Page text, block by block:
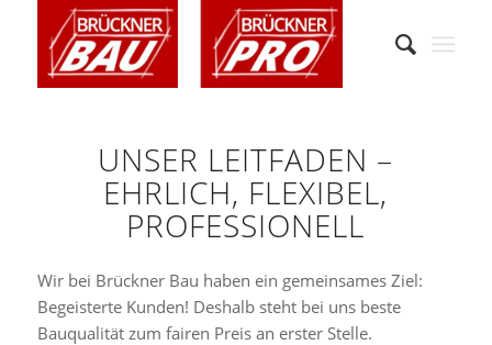
UNSER LEITFADEN –
EHRLICH, FLEXIBEL,
PROFESSIONELL
Wir bei Brückner Bau haben ein gemeinsames Ziel:
Begeisterte Kunden! Deshalb steht bei uns beste
Bauqualität zum fairen Preis an erster Stelle.